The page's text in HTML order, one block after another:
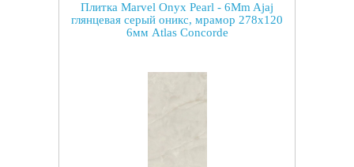
Плитка Marvel Onyx Pearl - 6Mm Ajaj
глянцевая серый оникс, мрамор 278x120
6мм Atlas Concorde